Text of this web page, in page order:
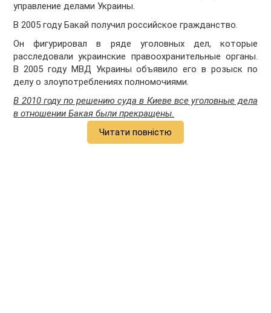
управление делами Украины.
В 2005 году Бакай получил российское гражданство.
Он фигурировал в ряде уголовных дел, которые
расследовали украинские правоохранительные органы.
В 2005 году МВД Украины объявило его в розыск по
делу о злоупотреблениях полномочиями.
В 2010 году по решению суда в Киеве все уголовные дела
в отношении Бакая были прекращены.
Читати повністю